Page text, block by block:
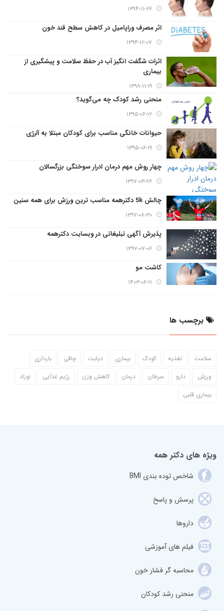
۱۳۹۴-۱۱-۲۶
اثر مصرف وراپامیل در کاهش سطح قند خون
۱۳۹۴-۱۲-۰۷
اثرات شگفت انگیز آب در حفظ سلامت و پیشگیری از
بیماری
۱۳۹۸-۱۱-۱۹
منحنی رشد کودک چه می‌گوید؟
۱۳۹۵-۰۶-۱۲
حیوانات خانگی مناسب برای کودکان مبتلا به آلرژی
۱۳۹۵-۰۶-۱۹
چهار روش مهم درمان ادرار سوختگی بزرگسالان
۱۳۹۷-۰۳-۲۶
چالش 5k دکترهمه مناسب ترین ورزش برای همه سنین
۱۳۹۷-۰۸-۳۰
پذیرش آگهی تبلیغاتی در وبسایت دکترهمه
۱۳۹۷-۰۷-۰۶
کاشت مو
۱۴۰۳-۰۶-۱۱
برچسب ها
سلامت تغذیه کودک بیماری دیابت چاقی
بارداری
ورزش
دارو سرطان درمان کاهش وزن رژیم غذایی
نوزاد
بیماری قلبی
ویژه های دکتر همه
شاخص توده بندی BMI
پرسش و پاسخ
داروها
فیلم های آموزشی
محاسبه گر فشار خون
منحنی رشد کودکان